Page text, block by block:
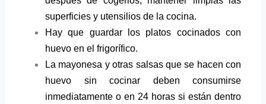
superficies y utensilios de la cocina.
Hay que guardar los platos cocinados con
huevo en el frigorífico.
La mayonesa y otras salsas que se hacen con
huevo sin cocinar deben consumirse
inmediatamente o en 24 horas si están dentro